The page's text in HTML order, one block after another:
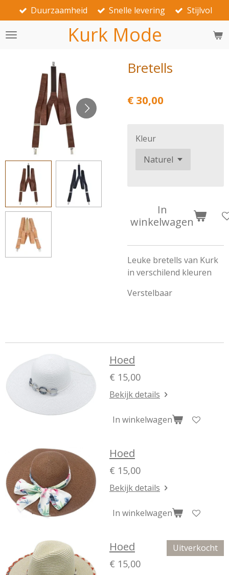
direct
naar
hoofdinhoud
Kurk Mode
Duurzaamheid Snelle levering Stijlvol
Bretells
€ 30,00
Kleur
In
winkelwagen
Leuke bretells van Kurk
in verschilend kleuren
Verstelbaar
Hoed
€ 15,00
Bekijk details
In winkelwagen
Hoed
€ 15,00
Bekijk details
In winkelwagen
Uitverkocht
Hoed
€ 15,00